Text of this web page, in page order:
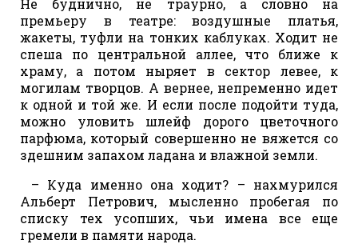
Не буднично, не траурно, а словно на
премьеру в театре: воздушные платья,
жакеты, туфли на тонких каблуках. Ходит не
спеша по центральной аллее, что ближе к
храму, а потом ныряет в сектор левее, к
могилам творцов. А вернее, непременно идет
к одной и той же. И если после подойти туда,
можно уловить шлейф дорого цветочного
парфюма, который совершенно не вяжется со
здешним запахом ладана и влажной земли.
– Куда именно она ходит? – нахмурился
Альберт Петрович, мысленно пробегая по
списку тех усопших, чьи имена все еще
гремели в памяти народа.